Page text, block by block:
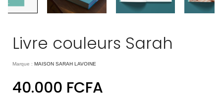
Livre couleurs Sarah
Marque : MAISON SARAH LAVOINE
40.000 FCFA